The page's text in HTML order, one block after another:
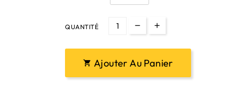
QUANTITÉ
 Ajouter Au Panier